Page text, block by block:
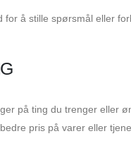
å stille spørsmål eller
på ting du trenger eller
pris på varer eller